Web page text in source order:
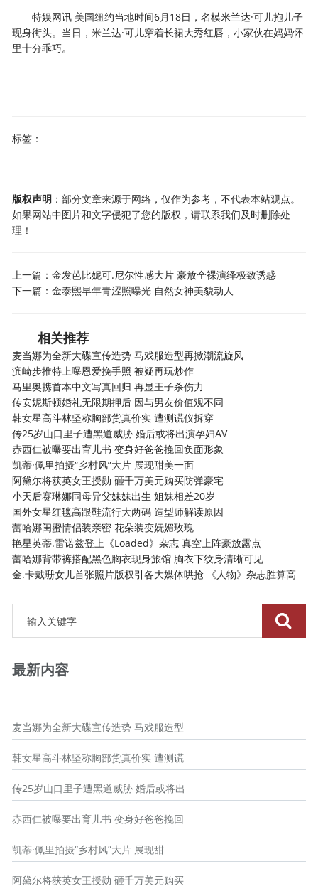
特娱网讯 美国纽约当地时间6月18日，名模米兰达·可儿抱儿子
现身街头。当日，米兰达·可儿穿着长裙大秀红唇，小家伙在妈妈怀
里十分乖巧。
标签：
版权声明 ：部分文章来源于网络，仅作为参考，不代表本站观点。
如果网站中图片和文字侵犯了您的版权，请联系我们及时删除处
理！
上一篇：金发芭比妮可.尼尔性感大片 豪放全裸演绎极致诱惑
下一篇：金泰熙早年青涩照曝光 自然女神美貌动人
相关推荐
麦当娜为全新大碟宣传造势 马戏服造型再掀潮流旋风
滨崎步推特上曝恩爱挽手照 被疑再玩炒作
马里奥携首本中文写真回归 再显王子杀伤力
传安妮斯顿婚礼无限期押后 因与男友价值观不同
韩女星高斗林坚称胸部货真价实 遭测谎仪拆穿
传25岁山口里子遭黑道威胁 婚后或将出演孕妇AV
赤西仁被曝要出育儿书 变身好爸爸挽回负面形象
凯蒂·佩里拍摄“乡村风”大片 展现甜美一面
阿黛尔将获英女王授勋 砸千万美元购买防弹豪宅
小天后赛琳娜同母异父妹妹出生 姐妹相差20岁
国外女星红毯高跟鞋流行大两码 造型师解读原因
蕾哈娜闺蜜情侣装亲密 花朵装变妩媚玫瑰
艳星英蒂.雷诺兹登上《Loaded》杂志 真空上阵豪放露点
蕾哈娜背带裤搭配黑色胸衣现身旅馆 胸衣下纹身清晰可见
金.卡戴珊女儿首张照片版权引各大媒体哄抢 《人物》杂志胜算高
最新内容
麦当娜为全新大碟宣传造势 马戏服造型
韩女星高斗林坚称胸部货真价实 遭测谎
传25岁山口里子遭黑道威胁 婚后或将出
赤西仁被曝要出育儿书 变身好爸爸挽回
凯蒂·佩里拍摄“乡村风”大片 展现甜
阿黛尔将获英女王授勋 砸千万美元购买